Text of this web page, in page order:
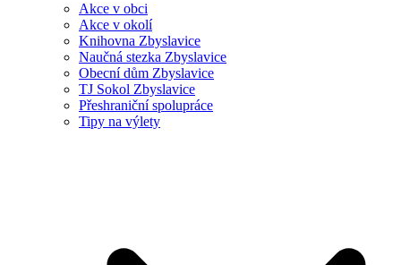
Akce v obci
Akce v okolí
Knihovna Zbyslavice
Naučná stezka Zbyslavice
Obecní dům Zbyslavice
TJ Sokol Zbyslavice
Přeshraniční spolupráce
Tipy na výlety